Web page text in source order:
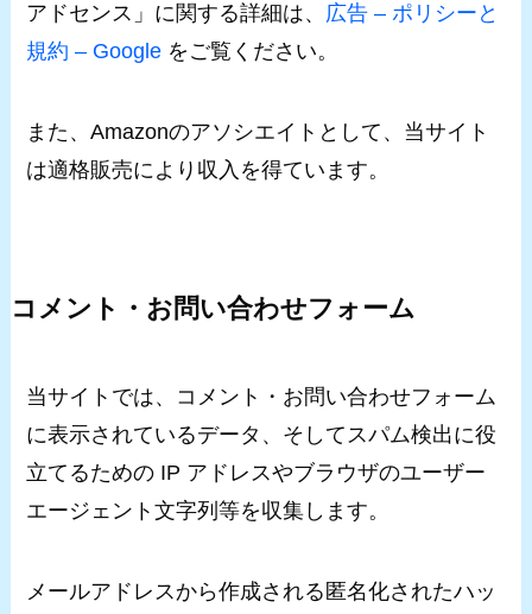
アドセンス」に関する詳細は、 広告 – ポリシーと
規約 – Google をご覧ください。
また、Amazonのアソシエイトとして、当サイト
は適格販売により収入を得ています。
コメント・お問い合わせフォーム
当サイトでは、コメント・お問い合わせフォーム
に表示されているデータ、そしてスパム検出に役
立てるための IP アドレスやブラウザのユーザー
エージェント文字列等を収集します。
メールアドレスから作成される匿名化されたハッ